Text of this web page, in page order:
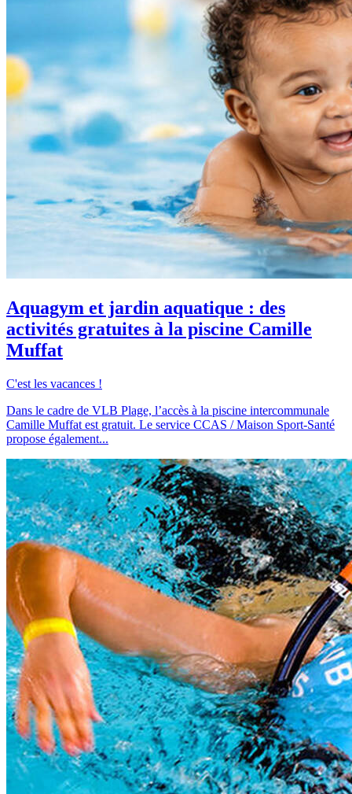
Aquagym et jardin aquatique : des
activités gratuites à la piscine Camille
Muffat
C'est les vacances !
Dans le cadre de VLB Plage, l’accès à la piscine intercommunale
Camille Muffat est gratuit. Le service CCAS / Maison Sport-Santé
propose également...